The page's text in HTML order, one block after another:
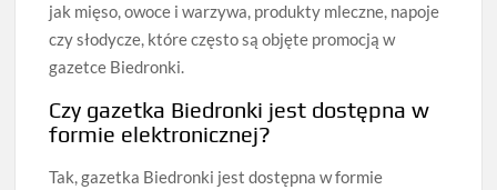
jak mięso, owoce i warzywa, produkty mleczne, napoje
czy słodycze, które często są objęte promocją w
gazetce Biedronki.
Czy gazetka Biedronki jest dostępna w
formie elektronicznej?
Tak, gazetka Biedronki jest dostępna w formie